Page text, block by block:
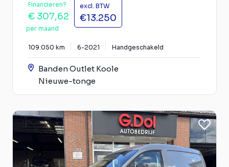
Financieren?
€ 307,62
per maand
excl. BTW
€13.250
109.050 km 6-2021 Handgeschakeld
Banden Outlet Koole
Nieuwe-tonge